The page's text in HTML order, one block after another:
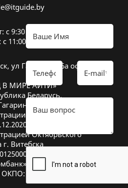
с 9:30 до 18:30
с 11:00 до 16:00
ул Гагарина 26а оф 20
МИРЕ АЙТИ»
Беларусь,
26А, оф. 20
№ 391833600 от
Октябрьского
г. Витебска
код OLMPBY2X
504669272000